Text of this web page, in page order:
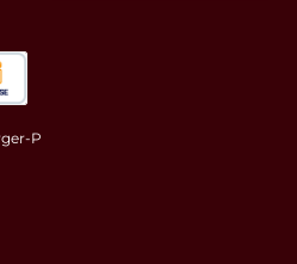
P